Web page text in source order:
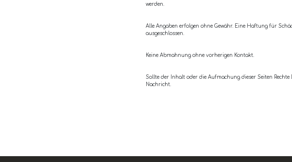
werden.
Alle Angaben erfolgen ohne Gewähr. Eine Haftung für
ausgeschlossen.
Keine Abmahnung ohne vorherigen Kontakt.
Sollte der Inhalt oder die Aufmachung dieser Seiten
Nachricht.